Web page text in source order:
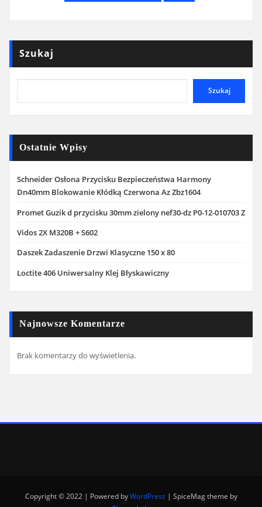
Szukaj
Szukaj
Ostatnie Wpisy
Schneider Osłona Przycisku Bezpieczeństwa Harmony
Dn40mm Blokowanie Kłódką Czerwona Az Zbz1604
Promet Guzik d przycisku 30mm zielony nef30-dz P0-12-010703 Z
Vidos 2X M320B + S602
Daszek Zadaszenie Drzwi Klasyczne 150 x 80
Loctite 406 Uniwersalny Klej Błyskawiczny
Najnowsze Komentarze
Brak komentarzy do wyświetlenia.
Copyright © 2022 | Powered byWordPress | SpiceMag theme by